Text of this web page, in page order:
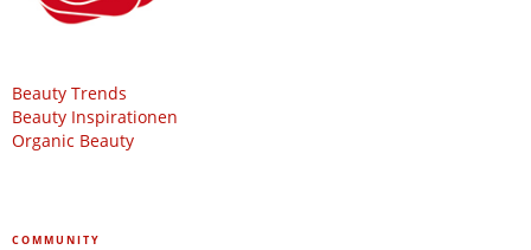
Beauty Trends
Beauty Inspirationen
Organic Beauty
COMMUNITY